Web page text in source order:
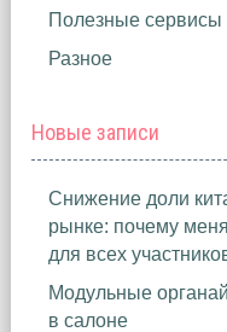
Полезные сервисы
Разное
Новые записи
Снижение доли
рынке: почему
для всех
Модульные
в салоне